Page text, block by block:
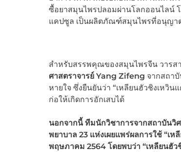
ซื้อยาสมุนไพรปลอมผ่านโลกออนไลน์
แคปซูล เป็นผลิตภัณฑ์สมุนไพรที่อนุญา
สำหรับสรรพคุณของสมุนไพรจีน วารส
ศาสตราจารย์ Yang Zifeng จากสถา
หายใจ ซึ่งยืนยันว่า “เหลียนฮัวชิงเหวิ
ก่อให้เกิดการอักเสบได้
นอกจากนี้ ทีมนักวิชาการจากสถาบัน
พยาบาล 23 แห่งเผยแพร่ผลการใช้ “เ
พฤษภาคม 2564 โดยพบว่า “เหลียนฮัว